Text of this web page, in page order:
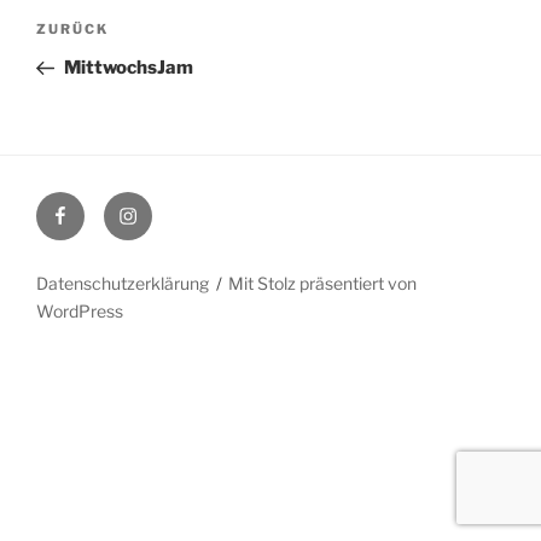
Beitragsnavigation
Vorheriger
Beitrag
ZURÜCK
MittwochsJam
FacebookInstagram
Datenschutzerklärung
Mit Stolz präsentiert von
WordPress